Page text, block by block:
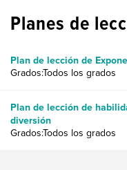
Planes de
Plan de lección de
Grados:Todos los grados
Plan de lección de
diversión
Grados:Todos los grados